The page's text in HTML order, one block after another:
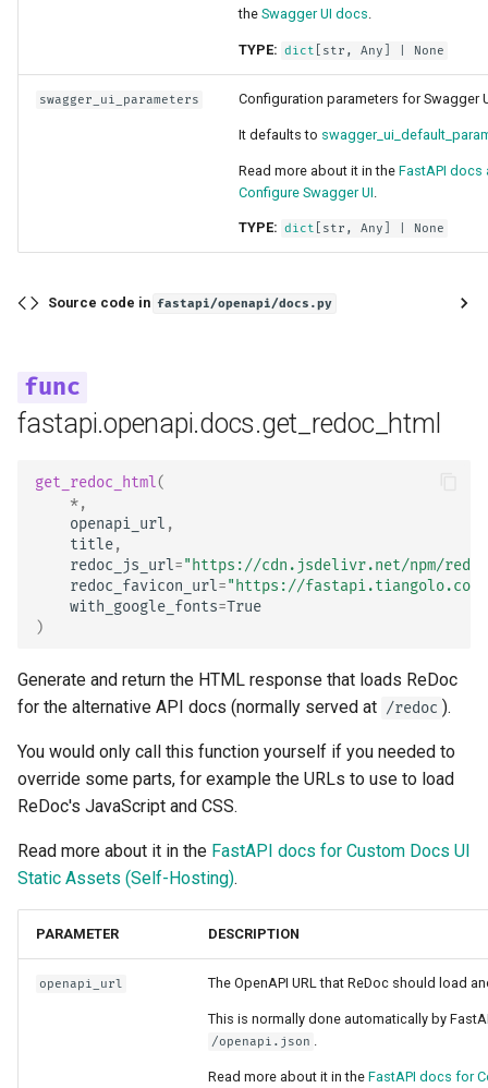
the Swagger UI docs
TYPE: dict str ,Any ] | None
swagger_ui_parameters Configuration parameters for Swagger
It defaults to
Read more about it in the FastAPI
Configure Swagger UI
TYPE: dict str ,Any ] | None
Source code in fastapi/openapi/docs.py
fastapi.openapi.docs.get_redoc_html
get_redoc_html(
*,
openapi_url ,
title,
redoc_js_url="https://cdn.jsdelivr.net/npm/
redoc_favicon_url="https://fastapi.tiangolo.com/
with_google_fonts=True
)
Generate and return the HTML response that loads ReDoc
for the alternative API docs (normally served at /redoc ).
You would only call this function yourself if you needed to
override some parts, for example the URLs to use to load
ReDoc's JavaScript and CSS.
Read more about it in the FastAPI docs for Custom Docs UI
Static Assets (Self-Hosting).
PARAMETER DESCRIPTION
openapi_url The OpenAPI URL that ReDoc should load
This is normally done automatically by
/openapi.json
Read more about it in the FastAPI docs for